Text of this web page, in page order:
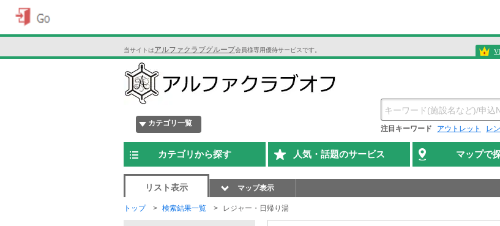
当サイトはアルファクラブグループ会員様専用優待サービスです。
カテゴリ一覧
注目キーワード アウトレット レ
カテゴリから探す 人気・話題のサービス マップで
リスト表示 マップ表示
トップ 検索結果一覧 レジャー・日帰り湯